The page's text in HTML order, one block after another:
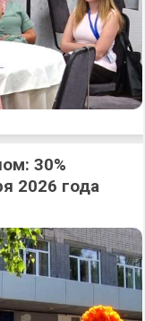
30%
2026 года